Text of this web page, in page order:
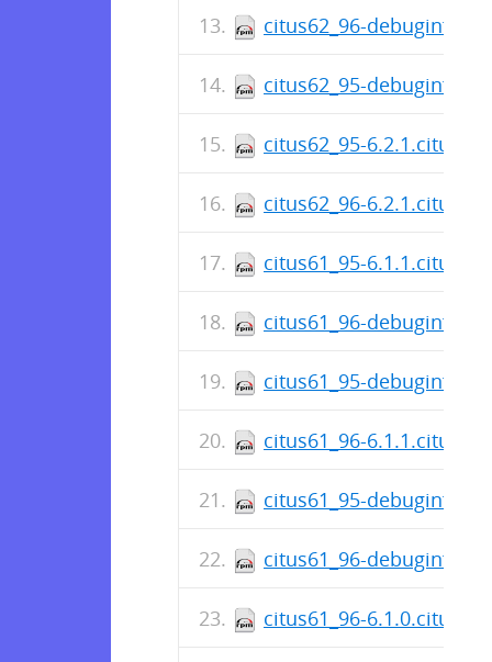
citus62_96-debuginfo-
citus62_95-debuginfo-
citus62_95-6.2.1.citus-
citus62_96-6.2.1.citus-
citus61_95-6.1.1.citus-
citus61_96-debuginfo-
citus61_95-debuginfo-
citus61_96-6.1.1.citus-
citus61_95-debuginfo-
citus61_96-debuginfo-
citus61_96-6.1.0.citus-